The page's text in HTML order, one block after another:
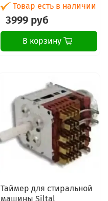
Товар есть в наличии
3999 руб
В корзину
Таймер для стиральной
машины Siltal